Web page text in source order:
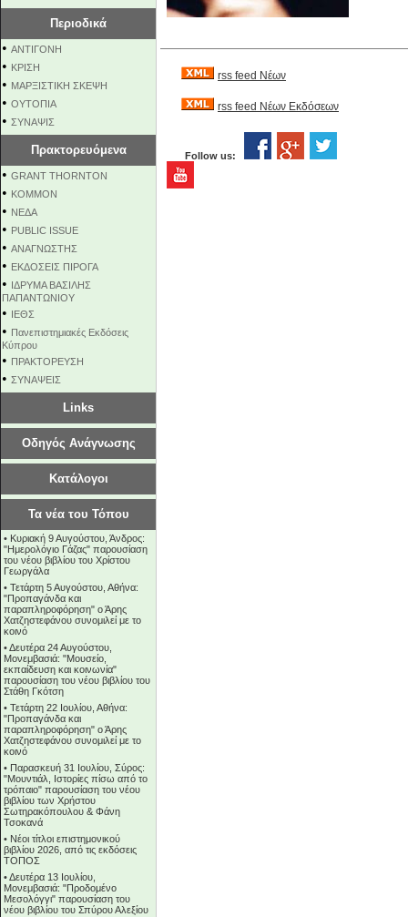
Περιοδικά
• ΑΝΤΙΓΟΝΗ
• ΚΡΙΣΗ
• ΜΑΡΞΙΣΤΙΚΗ ΣΚΕΨΗ
• ΟΥΤΟΠΙΑ
• ΣΥΝΑΨΙΣ
Πρακτορευόμενα
• GRANT THORNTON
• KOMMON
• NEΔΑ
• PUBLIC ISSUE
• ΑΝΑΓΝΩΣΤΗΣ
• ΕΚΔΟΣΕΙΣ ΠΙΡΟΓΑ
• ΙΔΡΥΜΑ ΒΑΣΙΛΗΣ
ΠΑΠΑΝΤΩΝΙΟΥ
• ΙΕΘΣ
• Πανεπιστημιακές Εκδόσεις
Κύπρου
• ΠΡΑΚΤΟΡΕΥΣΗ
• ΣΥΝΑΨΕΙΣ
Links
Οδηγός Ανάγνωσης
Κατάλογοι
Τα νέα του Τόπου
• Κυριακή 9 Αυγούστου, Άνδρος:
"Ημερολόγιο Γάζας" παρουσίαση
του νέου βιβλίου του Χρίστου
Γεωργάλα
• Τετάρτη 5 Αυγούστου, Αθήνα:
"Προπαγάνδα και
παραπληροφόρηση" ο Άρης
Χατζηστεφάνου συνομιλεί με το
κοινό
•Δευτέρα 24 Αυγούστου,
Μονεμβασιά: "Μουσείο,
εκπαίδευση και κοινωνία"
παρουσίαση του νέου βιβλίου του
Στάθη Γκότση
• Τετάρτη 22 Ιουλίου, Αθήνα:
"Προπαγάνδα και
παραπληροφόρηση" ο Άρης
Χατζηστεφάνου συνομιλεί με το
κοινό
• Παρασκευή 31 Ιουλίου, Σύρος:
"Μουντιάλ, Ιστορίες πίσω από το
τρόπαιο" παρουσίαση του νέου
βιβλίου των Χρήστου
Σωτηρακόπουλου & Φάνη
Τσοκανά
• Νέοι τίτλοι επιστημονικού
βιβλίου 2026, από τις εκδόσεις
ΤΟΠΟΣ
•Δευτέρα 13 Ιουλίου,
Μονεμβασιά: "Προδομένο
Μεσολόγγι" παρουσίαση του
νέου βιβλίου του Σπύρου Αλεξίου
rss feed Νέων
rss feed Νέων Εκδόσεων
Follow us: